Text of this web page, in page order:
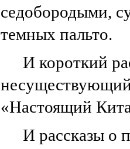
седобородыми,
темных пальто.
И короткий
«Настоящий
И рассказы о